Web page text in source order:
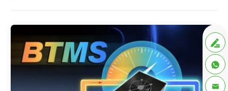


